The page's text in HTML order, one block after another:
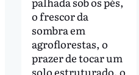
o frescor da
sombra em
agroflorestas, o
prazer de tocar um
solo estruturado, o